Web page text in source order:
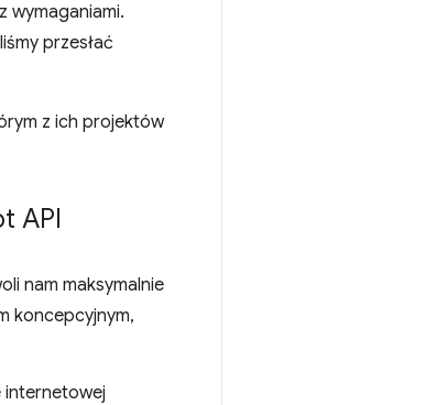
wymaganiami.
przesłać
z ich projektów
API
nam maksymalnie
koncepcyjnym,
internetowej